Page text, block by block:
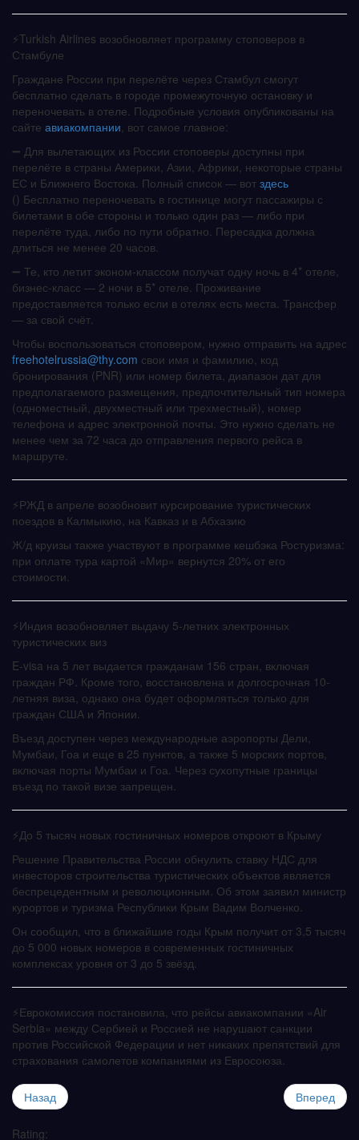
⚡️Turkish Airlines возобновляет программу стоповеров в
Стамбуле
Граждане России при перелёте через Стамбул смогут
бесплатно сделать в городе промежуточную остановку и
переночевать в отеле. Подробные условия опубликованы на
сайте авиакомпании , вот самое главное:
➖ Для вылетающих из России стоповеры доступны при
перелёте в страны Америки, Азии, Африки, некоторые страны
ЕС и Ближнего Востока. Полный список — вот здесь
() Бесплатно переночевать в гостинице могут пассажиры с
билетами в обе стороны и только один раз — либо при
перелёте туда, либо по пути обратно. Пересадка должна
длиться не менее 20 часов.
➖ Те, кто летит эконом-классом получат одну ночь в 4* отеле,
бизнес-класс — 2 ночи в 5* отеле. Проживание
предоставляется только если в отелях есть места. Трансфер
— за свой счёт.
Чтобы воспользоваться стоповером, нужно отправить на адрес
freehotelrussia@thy.com свои имя и фамилию, код
бронирования (PNR) или номер билета, диапазон дат для
предполагаемого размещения, предпочтительный тип номера
(одноместный, двухместный или трехместный), номер
телефона и адрес электронной почты. Это нужно сделать не
менее чем за 72 часа до отправления первого рейса в
маршруте.
⚡️РЖД в апреле возобновит курсирование туристических
поездов в Калмыкию, на Кавказ и в Абхазию
Ж/д круизы также участвуют в программе кешбэка Ростуризма:
при оплате тура картой «Мир» вернутся 20% от его
стоимости.
⚡️Индия возобновляет выдачу 5-летних электронных
туристических виз
E-visa на 5 лет выдается гражданам 156 стран, включая
граждан РФ. Кроме того, восстановлена и долгосрочная 10-
летняя виза, однако она будет оформляться только для
граждан США и Японии.
Въезд доступен через международные аэропорты Дели,
Мумбаи, Гоа и еще в 25 пунктов, а также 5 морских портов,
включая порты Мумбаи и Гоа. Через сухопутные границы
въезд по такой визе запрещен.
⚡️До 5 тысяч новых гостиничных номеров откроют в Крыму
Решение Правительства России обнулить ставку НДС для
инвесторов строительства туристических объектов является
беспрецедентным и революционным. Об этом заявил министр
курортов и туризма Республики Крым Вадим Волченко.
Он сообщил, что в ближайшие годы Крым получит от 3,5 тысяч
до 5 000 новых номеров в современных гостиничных
комплексах уровня от 3 до 5 звёзд.
⚡️Еврокомиссия постановила, что рейсы авиакомпании «Air
Serbia» между Сербией и Россией не нарушают санкции
против Российской Федерации и нет никаких препятствий для
страхования самолетов компаниями из Евросоюза.
Назад Вперед
Rating: